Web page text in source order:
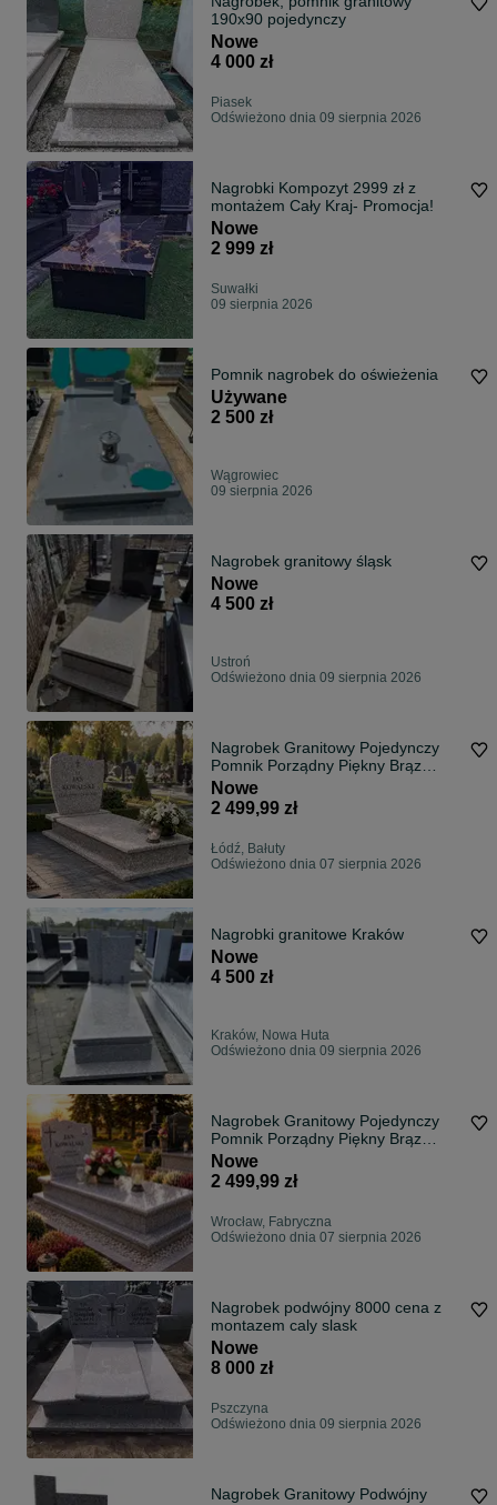
190x90 pojedynczy
Nowe
4 000 zł
Piasek
Odświeżono dnia 09 sierpnia 2026
Nagrobki Kompozyt 2999 zł z
montażem Cały Kraj- Promocja!
Nowe
2 999 zł
Suwałki
09 sierpnia 2026
Pomnik nagrobek do oświeżenia
Używane
2 500 zł
Wągrowiec
09 sierpnia 2026
Nagrobek granitowy śląsk
Nowe
4 500 zł
Ustroń
Odświeżono dnia 09 sierpnia 2026
Nagrobek Granitowy Pojedynczy
Pomnik Porządny Piękny Brąz
Królewski LST Kamieniarstwo
Nowe
2 499,99 zł
Łódź, Bałuty
Odświeżono dnia 07 sierpnia 2026
Nagrobki granitowe Kraków
Nowe
4 500 zł
Kraków, Nowa Huta
Odświeżono dnia 09 sierpnia 2026
Nagrobek Granitowy Pojedynczy
Pomnik Porządny Piękny Brąz
Królewski LST Kamieniarstwo
Nowe
2 499,99 zł
Wrocław, Fabryczna
Odświeżono dnia 07 sierpnia 2026
Nagrobek podwójny 8000 cena z
montazem caly slask
Nowe
8 000 zł
Pszczyna
Odświeżono dnia 09 sierpnia 2026
Nagrobek Granitowy Podwójny